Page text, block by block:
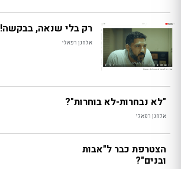
רק בלי שנאה, בבקשה!
אלחנן רפאלי
"לא נבחרות-לא בוחרות"?
אלחנן רפאלי
הצטרפת כבר ל"אבות
ובנים"?